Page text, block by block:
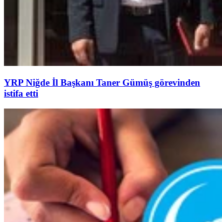
YRP Niğde İl Başkanı Taner Gümüş görevinden
istifa etti